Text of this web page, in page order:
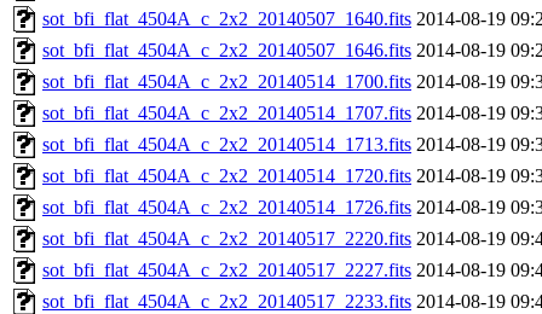
sot_bfi_flat_4504A_c_2x2_20140507_1640.fits 2014-08-19
sot_bfi_flat_4504A_c_2x2_20140507_1646.fits 2014-08-19
sot_bfi_flat_4504A_c_2x2_20140514_1700.fits 2014-08-19
sot_bfi_flat_4504A_c_2x2_20140514_1707.fits 2014-08-19
sot_bfi_flat_4504A_c_2x2_20140514_1713.fits 2014-08-19
sot_bfi_flat_4504A_c_2x2_20140514_1720.fits 2014-08-19
sot_bfi_flat_4504A_c_2x2_20140514_1726.fits 2014-08-19
sot_bfi_flat_4504A_c_2x2_20140517_2220.fits 2014-08-19
sot_bfi_flat_4504A_c_2x2_20140517_2227.fits 2014-08-19
sot_bfi_flat_4504A_c_2x2_20140517_2233.fits 2014-08-19